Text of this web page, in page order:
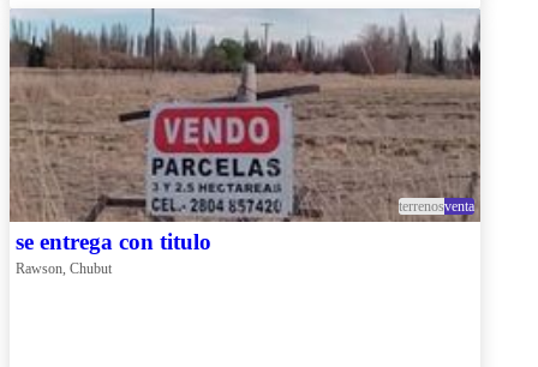
terrenosventa
se entrega con titulo
Rawson, Chubut